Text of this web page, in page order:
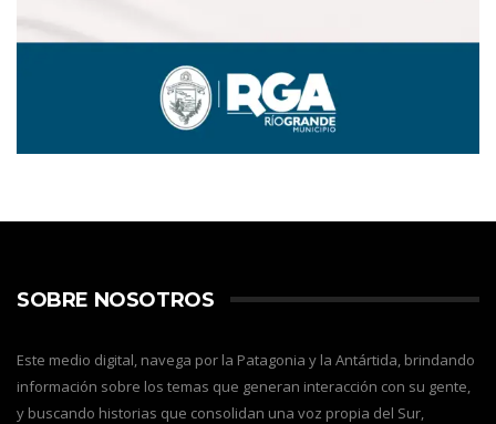
SOBRE NOSOTROS
Este medio digital, navega por la Patagonia y la Antártida, brindando
información sobre los temas que generan interacción con su gente,
y buscando historias que consolidan una voz propia del Sur,